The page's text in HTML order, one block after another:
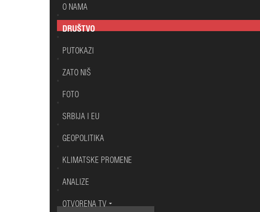
O NAMA
DRUŠTVO
PUTOKAZI
ZATO NIŠ
FOTO
SRBIJA I EU
GEOPOLITIKA
KLIMATSKE PROMENE
ANALIZE
OTVORENA TV